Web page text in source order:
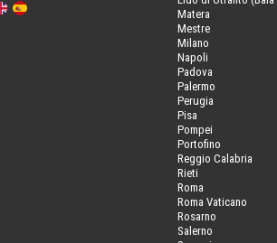
Matera
Mestre
Milano
Napoli
Padova
Palermo
Perugia
Pisa
Pompei
Portofino
Reggio Calabria
Rieti
Roma
Roma Vaticano
Rosarno
Salerno